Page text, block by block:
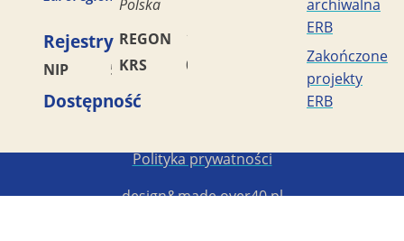
Polska
Rejestry
NIP 5782449856
REGON
170419477
KRS
0000042453
Dostępność
archiwalna
ERB
Zakończone
projekty
ERB
Polityka prywatności
design&madeover40.pl